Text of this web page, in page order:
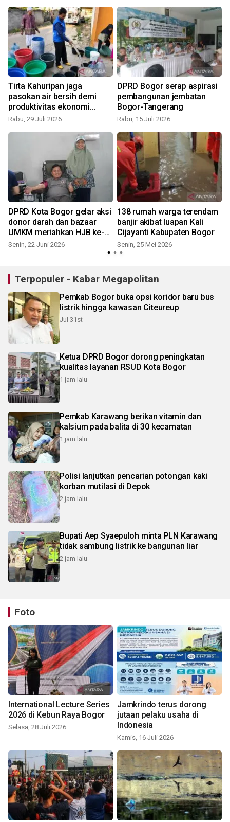
Tirta Kahuripan jaga
pasokan air bersih demi
produktivitas ekonomi
kemarau
Rabu, 29 Juli 2026
DPRD Bogor serap aspirasi
pembangunan jembatan
Bogor-Tangerang
Rabu, 15 Juli 2026
DPRD Kota Bogor gelar aksi
donor darah dan bazaar
UMKM meriahkan HJB ke-
544
Senin, 22 Juni 2026
138 rumah warga terendam
banjir akibat luapan Kali
Cijayanti Kabupaten Bogor
Senin, 25 Mei 2026
Terpopuler - Kabar Megapolitan
Pemkab Bogor buka opsi koridor baru bus
listrik hingga kawasan Citeureup
Jul 31st
Ketua DPRD Bogor dorong peningkatan
kualitas layanan RSUD Kota Bogor
1 jam lalu
Pemkab Karawang berikan vitamin dan
kalsium pada balita di 30 kecamatan
1 jam lalu
Polisi lanjutkan pencarian potongan kaki
korban mutilasi di Depok
2 jam lalu
Bupati Aep Syaepuloh minta PLN Karawang
tidak sambung listrik ke bangunan liar
2 jam lalu
Foto
International Lecture Series
2026 di Kebun Raya Bogor
Selasa, 28 Juli 2026
Jamkrindo terus dorong
jutaan pelaku usaha di
Indonesia
Kamis, 16 Juli 2026